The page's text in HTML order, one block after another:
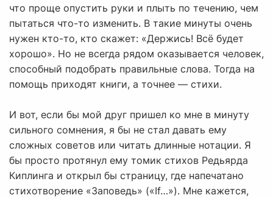
что проще опустить руки и плыть по течению, чем
пытаться что-то изменить. В такие минуты очень
нужен кто-то, кто скажет: «Держись! Всё будет
хорошо». Но не всегда рядом оказывается человек,
способный подобрать правильные слова. Тогда на
помощь приходят книги, а точнее — стихи.
И вот, если бы мой друг пришел ко мне в минуту
сильного сомнения, я бы не стал давать ему
сложных советов или читать длинные нотации. Я
бы просто протянул ему томик стихов Редьярда
Киплинга и открыл бы страницу, где напечатано
стихотворение «Заповедь» («If…»). Мне кажется,